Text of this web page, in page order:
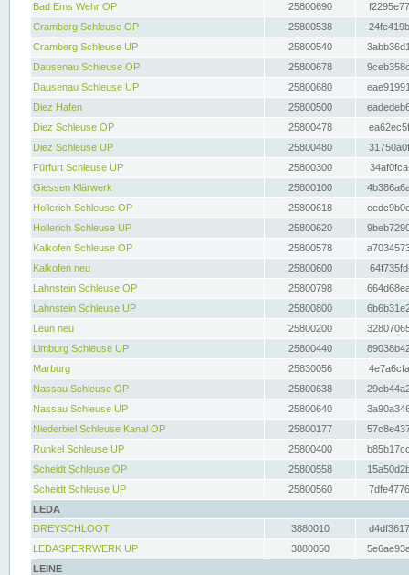
Bad Ems Wehr OP
25800690
Cramberg Schleuse OP
25800538
Cramberg Schleuse UP
25800540
Dausenau Schleuse OP
25800678
Dausenau Schleuse UP
25800680
Diez Hafen
25800500
Diez Schleuse OP
25800478
Diez Schleuse UP
25800480
Fürfurt Schleuse UP
25800300
Giessen Klärwerk
25800100
Hollerich Schleuse OP
25800618
Hollerich Schleuse UP
25800620
Kalkofen Schleuse OP
25800578
Kalkofen neu
25800600
Lahnstein Schleuse OP
25800798
Lahnstein Schleuse UP
25800800
Leun neu
25800200
Limburg Schleuse UP
25800440
Marburg
25830056
Nassau Schleuse OP
25800638
Nassau Schleuse UP
25800640
Niederbiel Schleuse Kanal OP
25800177
Runkel Schleuse UP
25800400
Scheidt Schleuse OP
25800558
Scheidt Schleuse UP
25800560
LEDA
DREYSCHLOOT
3880010
LEDASPERRWERK UP
3880050
LEINE